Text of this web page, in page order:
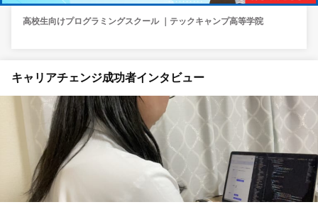
高校生向けプログラミングスクール ｜テックキャンプ高等学院
キャリアチェンジ成功者インタビュー